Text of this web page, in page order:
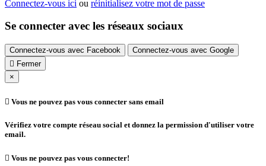
Connectez-vous ici ou réinitialisez votre mot de passe
Se connecter avec les réseaux sociaux
Connectez-vous avec Facebook
Connectez-vous avec Google
 Fermer
×
 Vous ne pouvez pas vous connecter sans email
Vérifiez votre compte réseau social et donnez la permission d'utiliser votre
email.
 Vous ne pouvez pas vous connecter!